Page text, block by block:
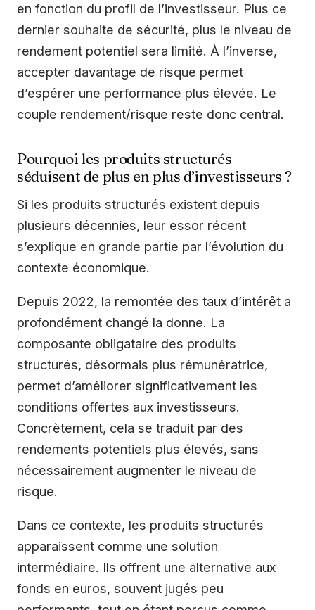
en fonction du profil de l’investisseur. Plus ce
dernier souhaite de sécurité, plus le niveau de
rendement potentiel sera limité. À l’inverse,
accepter davantage de risque permet
d’espérer une performance plus élevée. Le
couple rendement/risque reste donc central.
Pourquoi les produits structurés
séduisent de plus en plus d’investisseurs ?
Si les produits structurés existent depuis
plusieurs décennies, leur essor récent
s’explique en grande partie par l’évolution du
contexte économique.
Depuis 2022, la remontée des taux d’intérêt a
profondément changé la donne. La
composante obligataire des produits
structurés, désormais plus rémunératrice,
permet d’améliorer significativement les
conditions offertes aux investisseurs.
Concrètement, cela se traduit par des
rendements potentiels plus élevés, sans
nécessairement augmenter le niveau de
risque.
Dans ce contexte, les produits structurés
apparaissent comme une solution
intermédiaire. Ils offrent une alternative aux
fonds en euros, souvent jugés peu